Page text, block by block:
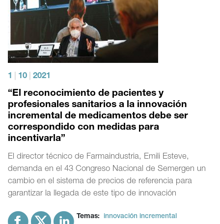
1 10 2021
“El reconocimiento de pacientes y
profesionales sanitarios a la innovación
incremental de medicamentos debe ser
correspondido con medidas para
incentivarla”
El director técnico de Farmaindustria, Emili Esteve,
demanda en el 43 Congreso Nacional de Semergen un
cambio en el sistema de precios de referencia para
garantizar la llegada de este tipo de innovación
Temas: innovación incremental